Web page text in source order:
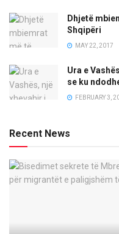
Dhjetë
Shqipëri
MAY 22, 2017
Ura e
se ku
FEBRUARY 3,
Recent News